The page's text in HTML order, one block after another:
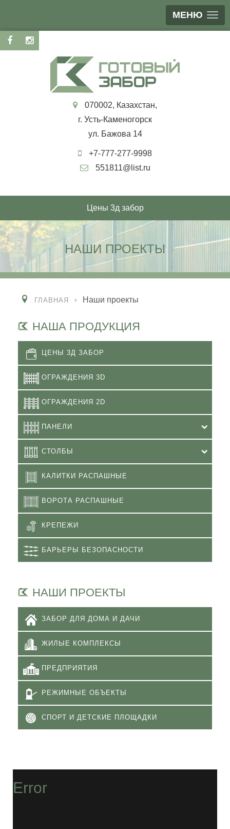
МЕНЮ
070002, Казахстан,
г. Усть-Каменогорск
ул. Бажова 14
+7-777-277-9998
551811@list.ru
Цены 3д забор
НАШИ ПРОЕКТЫ
ГЛАВНАЯ Наши проекты
НАША ПРОДУКЦИЯ
ЦЕНЫ 3Д ЗАБОР
ОГРАЖДЕНИЯ 3D
ОГРАЖДЕНИЯ 2D
ПАНЕЛИ
СТОЛБЫ
КАЛИТКИ РАСПАШНЫЕ
ВОРОТА РАСПАШНЫЕ
КРЕПЕЖИ
БАРЬЕРЫ БЕЗОПАСНОСТИ
НАШИ ПРОЕКТЫ
ЗАБОР ДЛЯ ДОМА И ДАЧИ
ЖИЛЫЕ КОМПЛЕКСЫ
ПРЕДПРИЯТИЯ
РЕЖИМНЫЕ ОБЪЕКТЫ
СПОРТ И ДЕТСКИЕ ПЛОЩАДКИ
Error